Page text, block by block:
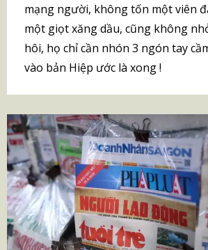
mạng người, không tốn một viên
một giọt xăng dầu, cũng không
hôi, họ chỉ cần nhón 3 ngón tay
vào bản Hiệp ước là xong !